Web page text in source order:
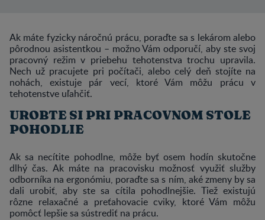
Ak máte fyzicky náročnú prácu, poraďte sa s lekárom alebo
pôrodnou asistentkou – možno Vám odporučí, aby ste svoj
pracovný režim v priebehu tehotenstva trochu upravila.
Nech už pracujete pri počítači, alebo celý deň stojíte na
nohách, existuje pár vecí, ktoré Vám môžu prácu v
tehotenstve uľahčiť.
UROBTE SI PRI PRACOVNOM STOLE
POHODLIE
Ak sa necítite pohodlne, môže byť osem hodín skutočne
dlhý čas. Ak máte na pracovisku možnosť využiť služby
odborníka na ergonómiu, poraďte sa s ním, aké zmeny by sa
dali urobiť, aby ste sa cítila pohodlnejšie. Tiež existujú
rôzne relaxačné a preťahovacie cviky, ktoré Vám môžu
pomôcť lepšie sa sústrediť na prácu.